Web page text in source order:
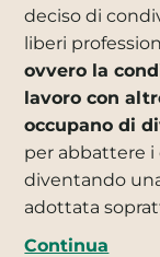
deciso di
liberi
ovvero la
lavoro con
occupano di
per abbattere i
diventando
adottata
Continua